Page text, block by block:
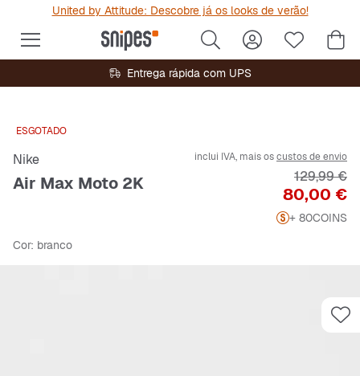
United by Attitude: Descobre já os looks de verão!
Entrega rápida com UPS
ESGOTADO
Nike
Air Max Moto 2K
inclui IVA, mais oscustos de envio
Preço
80,00 €
Preço
129,99 €
+ 80COINS
Cor: branco